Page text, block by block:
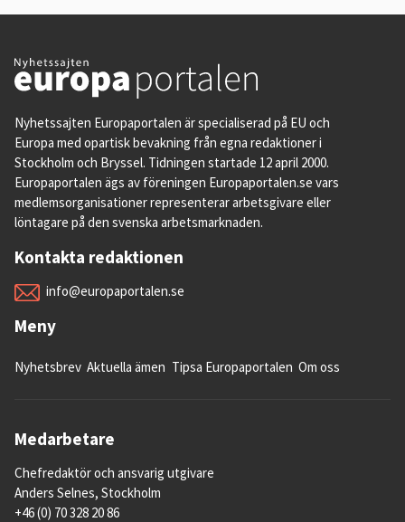
Nyhetssajten Europaportalen är specialiserad på EU och
Europa med opartisk bevakning från egna redaktioner i
Stockholm och Bryssel. Tidningen startade 12 april 2000.
Europaportalen ägs av föreningen Europaportalen.se vars
medlemsorganisationer representerar arbetsgivare eller
löntagare på den svenska arbetsmarknaden.
Kontakta redaktionen
info@europaportalen.se
Meny
Nyhetsbrev Aktuella ämen Tipsa Europaportalen Om oss
Medarbetare
Chefredaktör och ansvarig utgivare
Anders Selnes, Stockholm
+46 (0) 70 328 20 86